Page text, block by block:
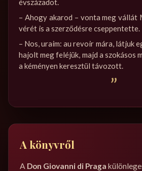
– Ahogy akarod – vonta meg vállát
vérét is a szerződésre cseppentette.
– Nos, uraim: au revoir mára, látjuk
hajolt meg feléjük, majd a szokásos
a kéményen keresztül távozott.
”
A könyvről
A Don Giovanni di Praga